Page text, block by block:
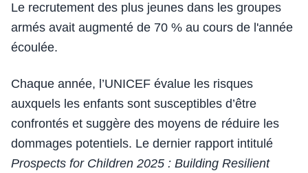
Le recrutement des plus jeunes dans les groupes
armés avait augmenté de 70 % au cours de l'année
écoulée.
Chaque année, l’UNICEF évalue les risques
auxquels les enfants sont susceptibles d’être
confrontés et suggère des moyens de réduire les
dommages potentiels. Le dernier rapport intitulé
Prospects for Children 2025 : Building Resilient